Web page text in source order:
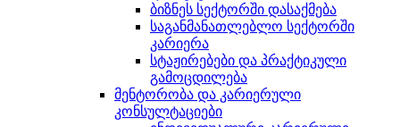
ბიზნეს სექტორში დასაქმება
საგანმანათლებლო სექტორში
კარიერა
სტაჟირებები და პრაქტიკული
გამოცდილება
მენტორობა და კარიერული
კონსულტაციები